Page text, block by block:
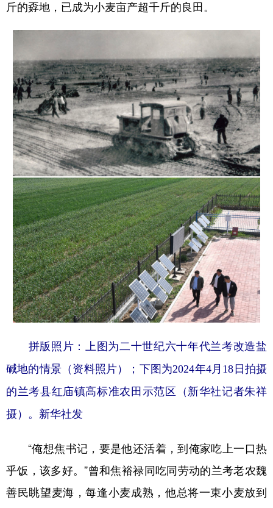
斤的孬地，已成为小麦亩产超千斤的良田。
拼版照片：上图为二十世纪六十年代兰考改造盐
碱地的情景（资料照片）；下图为2024年4月18日拍摄
的兰考县红庙镇高标准农田示范区（新华社记者朱祥
摄）。新华社发
“俺想焦书记，要是他还活着，到俺家吃上一口热
乎饭，该多好。”曾和焦裕禄同吃同劳动的兰考老农魏
善民眺望麦海，每逢小麦成熟，他总将一束小麦放到